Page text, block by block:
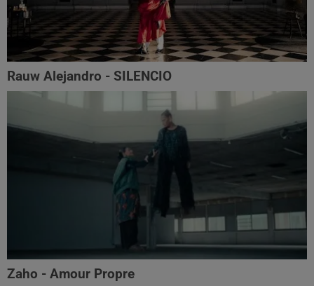
Rauw Alejandro - SILENCIO
Zaho - Amour Propre